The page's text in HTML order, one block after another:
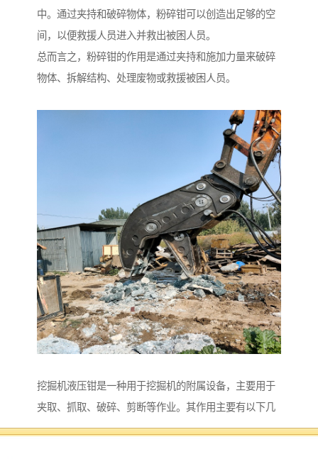
中。通过夹持和破碎物体，粉碎钳可以创造出足够的空
间，以便救援人员进入并救出被困人员。
总而言之，粉碎钳的作用是通过夹持和施加力量来破碎
物体、拆解结构、处理废物或救援被困人员。
挖掘机液压钳是一种用于挖掘机的附属设备，主要用于
夹取、抓取、破碎、剪断等作业。其作用主要有以下几
个方面：